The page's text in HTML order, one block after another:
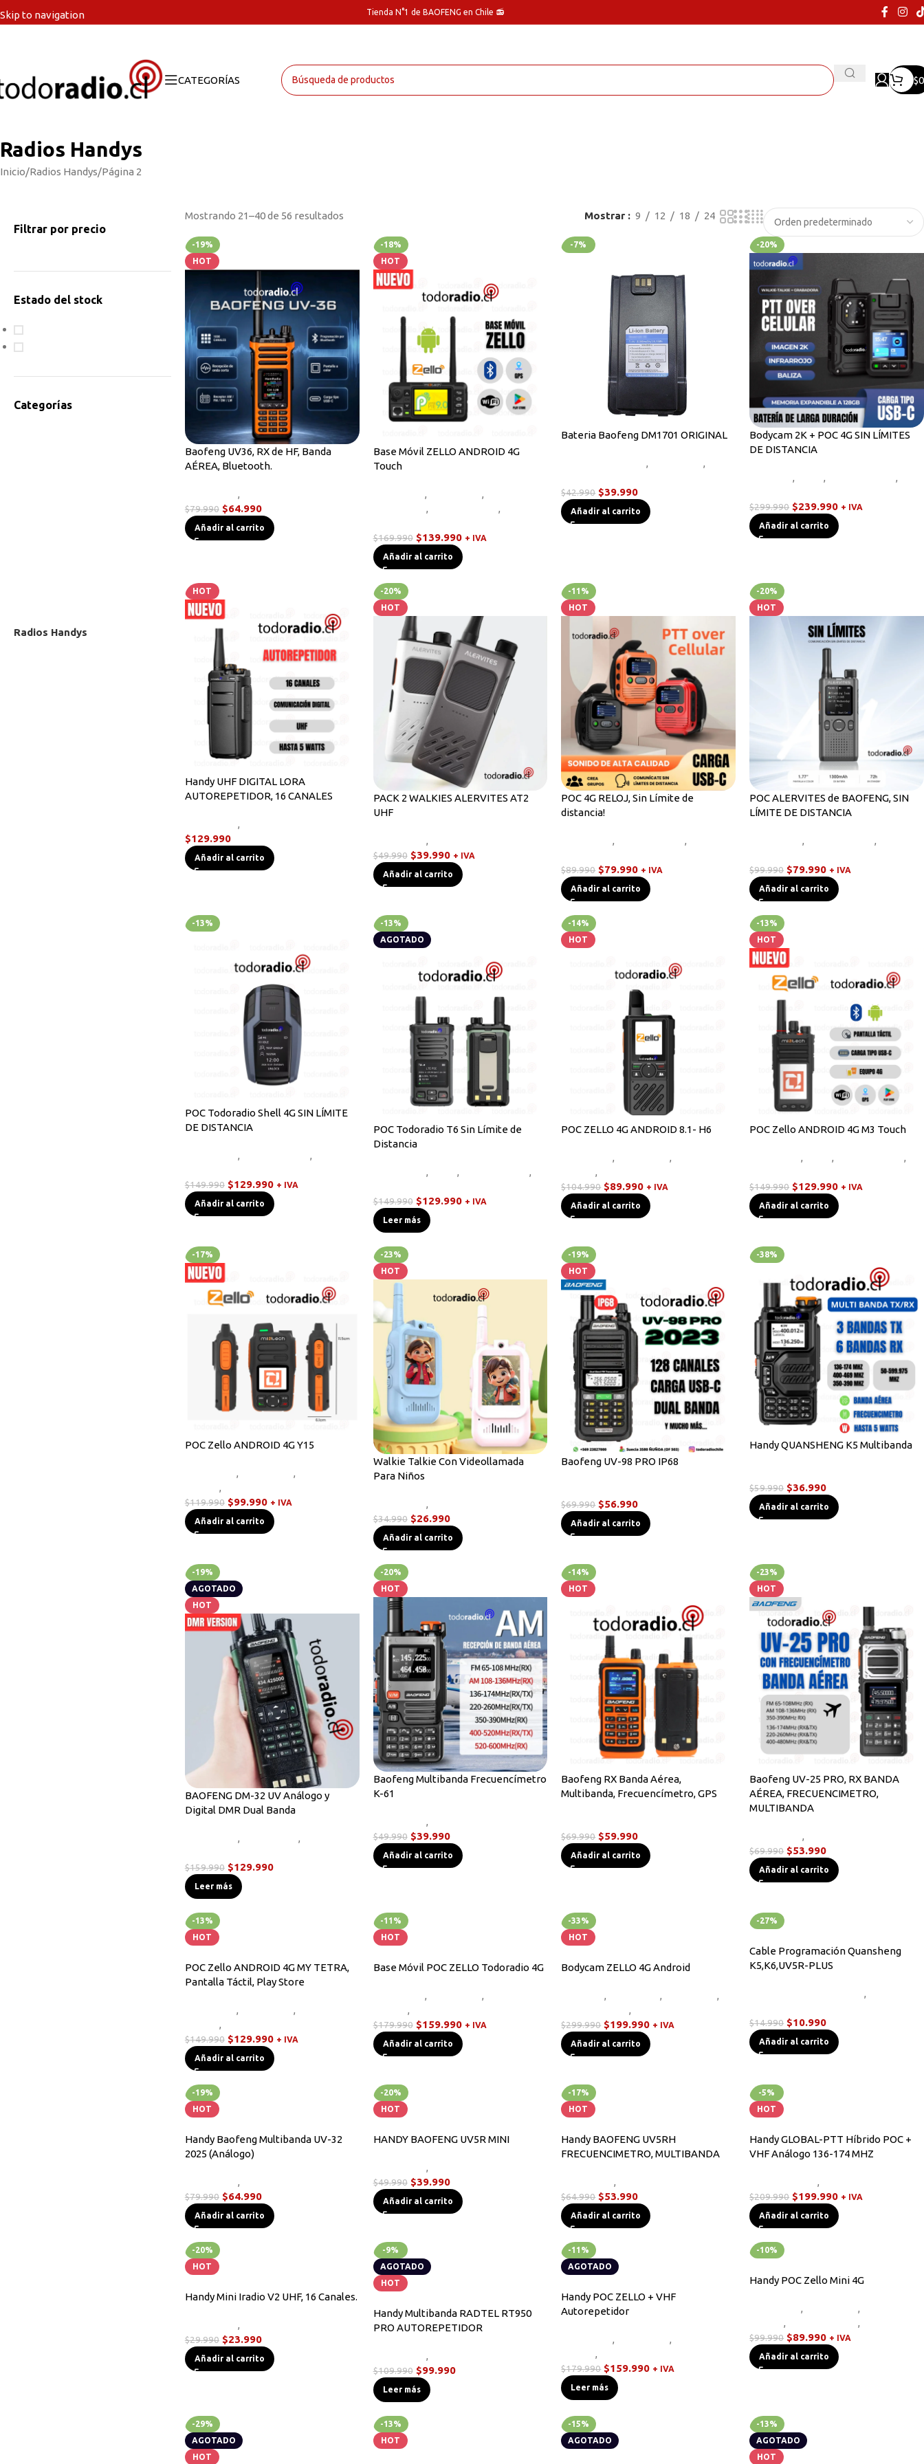
Skip to navigation
Tienda N°1 de BAOFENG en Chile 📻
CATEGORÍAS $0
Radios Handys
Inicio Radios Handys Página 2
Filtrar por precio
Estado del stock
Categorías
Radios Handys
Mostrando 21–40 de 56 resultados Mostrar 9 12 18 24
-19%
HOT
Baofeng UV36, RX de HF, Banda
AÉREA, Bluetooth.
,
$79.990 $64.990
Añadir al carrito
-18%
HOT
Base Móvil ZELLO ANDROID 4G
Touch
, ,
, ,
$169.990 $139.990 + IVA
Añadir al carrito
-7%
Bateria Baofeng DM1701 ORIGINAL
Accesorios Radios, Novedades,
$42.990 $39.990
Añadir al carrito
-20%
Bodycam 2K + POC 4G SIN LÍMITES
DE DISTANCIA
Bodycam, Otros, Radios Handys,
$299.990 $239.990 + IVA
Añadir al carrito
HOT
Handy UHF DIGITAL LORA
AUTOREPETIDOR, 16 CANALES
,
$129.990
Añadir al carrito
-20%
HOT
PACK 2 WALKIES ALERVITES AT2
UHF
,
$49.990 $39.990 + IVA
Añadir al carrito
-11%
HOT
POC 4G RELOJ, Sin Límite de
distancia!
Equipos HF, Radios Handys,
$89.990 $79.990 + IVA
Añadir al carrito
-20%
HOT
POC ALERVITES de BAOFENG, SIN
LÍMITE DE DISTANCIA
Novedades, Radios Handys,
$99.990 $79.990 + IVA
Añadir al carrito
-13%
POC Todoradio Shell 4G SIN LÍMITE
DE DISTANCIA
, ,
$149.990 $129.990 + IVA
Añadir al carrito
-13%
AGOTADO
POC Todoradio T6 Sin Límite de
Distancia
, ,
,
$149.990 $129.990 + IVA
Leer más
-14%
HOT
POC ZELLO 4G ANDROID 8.1- H6
Equipos HF, Novedades,
Handys,
$104.990 $89.990 + IVA
Añadir al carrito
-13%
HOT
POC Zello ANDROID 4G M3 Touch
Equipos HF, Otros, Radios Handys,
$149.990 $129.990 + IVA
Añadir al carrito
-17%
POC Zello ANDROID 4G Y15
, ,
,
$119.990 $99.990 + IVA
Añadir al carrito
-23%
HOT
Walkie Talkie Con Videollamada
Para Niños
,
$34.990 $26.990
Añadir al carrito
-19%
HOT
Baofeng UV-98 PRO IP68
$69.990 $56.990
Añadir al carrito
-38%
Handy QUANSHENG K5 Multibanda
$59.990 $36.990
Añadir al carrito
-19%
AGOTADO
HOT
BAOFENG DM-32 UV Análogo y
Digital DMR Dual Banda
, ,
$159.990 $129.990
Leer más
-20%
HOT
Baofeng Multibanda Frecuencímetro
K-61
,
$49.990 $39.990
Añadir al carrito
-14%
HOT
Baofeng RX Banda Aérea,
Multibanda, Frecuencímetro, GPS
$69.990 $59.990
Añadir al carrito
-23%
HOT
Baofeng UV-25 PRO, RX BANDA
AÉREA, FRECUENCIMETRO,
MULTIBANDA
Novedades,
$69.990 $53.990
Añadir al carrito
-13%
HOT
POC Zello ANDROID 4G MY TETRA,
Pantalla Táctil, Play Store
, ,
,
$149.990 $129.990 + IVA
Añadir al carrito
-11%
HOT
Base Móvil POC ZELLO Todoradio 4G
, ,
,
$179.990 $159.990 + IVA
Añadir al carrito
-33%
HOT
Bodycam ZELLO 4G Android
Bodycam, Equipos HF, Novedades,
Radios Handys,
$299.990 $199.990 + IVA
Añadir al carrito
-27%
Cable Programación Quansheng
K5,K6,UV5R-PLUS
Cables de Programación,
$14.990 $10.990
Añadir al carrito
-19%
HOT
Handy Baofeng Multibanda UV-32
2025 (Análogo)
,
$79.990 $64.990
Añadir al carrito
-20%
HOT
HANDY BAOFENG UV5R MINI
,
$49.990 $39.990
Añadir al carrito
-17%
HOT
Handy BAOFENG UV5RH
FRECUENCIMETRO, MULTIBANDA
Novedades,
$64.990 $53.990
Añadir al carrito
-5%
HOT
Handy GLOBAL-PTT Híbrido POC +
VHF Análogo 136-174 MHZ
Radios Handys,
$209.990 $199.990 + IVA
Añadir al carrito
-20%
HOT
Handy Mini Iradio V2 UHF, 16 Canales.
,
$29.990 $23.990
Añadir al carrito
-9%
AGOTADO
HOT
Handy Multibanda RADTEL RT950
PRO AUTOREPETIDOR
,
$109.990 $99.990
Leer más
-11%
AGOTADO
Handy POC ZELLO + VHF
Autorepetidor
Equipos HF, Novedades,
Handys,
$179.990 $159.990 + IVA
Leer más
-10%
Handy POC Zello Mini 4G
Equipos HF, Novedades,
Handys, Sin categorizar,
$99.990 $89.990 + IVA
Añadir al carrito
-29%
AGOTADO
HOT
-13%
HOT
-15%
AGOTADO
-13%
AGOTADO
HOT